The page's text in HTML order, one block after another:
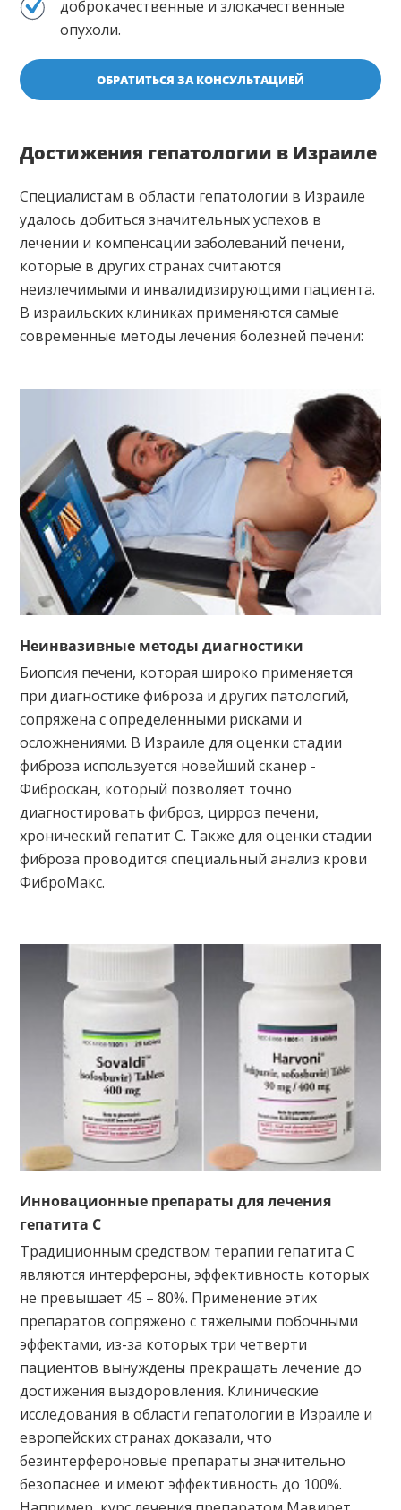
доброкачественные и злокачественные
опухоли.
ОБРАТИТЬСЯ ЗА КОНСУЛЬТАЦИЕЙ
Достижения гепатологии в Израиле
Специалистам в области гепатологии в Израиле
удалось добиться значительных успехов в
лечении и компенсации заболеваний печени,
которые в других странах считаются
неизлечимыми и инвалидизирующими пациента.
В израильских клиниках применяются самые
современные методы лечения болезней печени:
Неинвазивные методы диагностики
Биопсия печени, которая широко применяется
при диагностике фиброза и других патологий,
сопряжена с определенными рисками и
осложнениями. В Израиле для оценки стадии
фиброза используется новейший сканер -
Фиброскан, который позволяет точно
диагностировать фиброз, цирроз печени,
хронический гепатит С. Также для оценки стадии
фиброза проводится специальный анализ крови
ФиброМакс.
Инновационные препараты для лечения
гепатита C
Традиционным средством терапии гепатита С
являются интерфероны, эффективность которых
не превышает 45 – 80%. Применение этих
препаратов сопряжено с тяжелыми побочными
эффектами, из-за которых три четверти
пациентов вынуждены прекращать лечение до
достижения выздоровления. Клинические
исследования в области гепатологии в Израиле и
европейских странах доказали, что
безинтерфероновые препараты значительно
безопаснее и имеют эффективность до 100%.